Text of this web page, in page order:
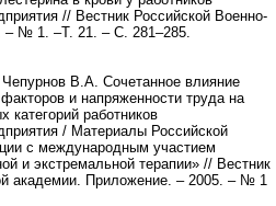
// Вестник Российской Военно-
– № 1. –Т. 21. – С. 281–285.
В.А. Сочетанное влияние
и напряженности труда на
категорий работников
/ Материалы Российской
с международным участием
и экстремальной терапии» // Вестник
академии. Приложение. – 2005. – № 1